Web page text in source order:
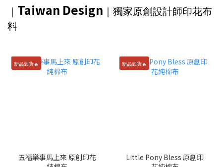
｜ Taiwan Design ｜獨家原創設計師印花布
料
新品到貨🔥
五福樂事馬上來 原創印花
新品到貨🔥
Little Pony Bless 原創印